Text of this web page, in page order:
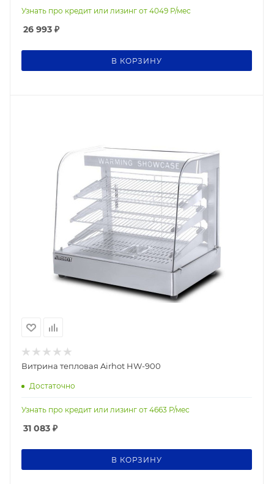
Узнать про кредит или лизинг от 4049 Р/мес
26 993 ₽
В КОРЗИНУ
Витрина тепловая Airhot HW-900
Достаточно
Узнать про кредит или лизинг от 4663 Р/мес
31 083 ₽
В КОРЗИНУ